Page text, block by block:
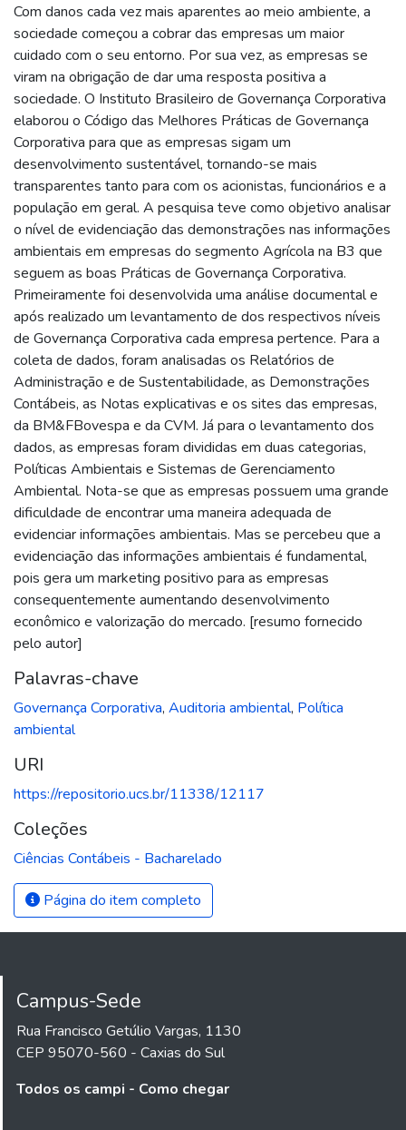
Com danos cada vez mais aparentes ao meio ambiente, a
sociedade começou a cobrar das empresas um maior
cuidado com o seu entorno. Por sua vez, as empresas se
viram na obrigação de dar uma resposta positiva a
sociedade. O Instituto Brasileiro de Governança Corporativa
elaborou o Código das Melhores Práticas de Governança
Corporativa para que as empresas sigam um
desenvolvimento sustentável, tornando-se mais
transparentes tanto para com os acionistas, funcionários e a
população em geral. A pesquisa teve como objetivo analisar
o nível de evidenciação das demonstrações nas informações
ambientais em empresas do segmento Agrícola na B3 que
seguem as boas Práticas de Governança Corporativa.
Primeiramente foi desenvolvida uma análise documental e
após realizado um levantamento de dos respectivos níveis
de Governança Corporativa cada empresa pertence. Para a
coleta de dados, foram analisadas os Relatórios de
Administração e de Sustentabilidade, as Demonstrações
Contábeis, as Notas explicativas e os sites das empresas,
da BM&FBovespa e da CVM. Já para o levantamento dos
dados, as empresas foram divididas em duas categorias,
Políticas Ambientais e Sistemas de Gerenciamento
Ambiental. Nota-se que as empresas possuem uma grande
dificuldade de encontrar uma maneira adequada de
evidenciar informações ambientais. Mas se percebeu que a
evidenciação das informações ambientais é fundamental,
pois gera um marketing positivo para as empresas
consequentemente aumentando desenvolvimento
econômico e valorização do mercado. [resumo fornecido
pelo autor]
Palavras-chave
Governança Corporativa, Auditoria ambiental, Política
ambiental
URI
https://repositorio.ucs.br/11338/12117
Coleções
Ciências Contábeis - Bacharelado
Página do item completo
Campus-Sede
Rua Francisco Getúlio Vargas, 1130
CEP 95070-560 - Caxias do Sul
Todos os campi - Como chegar